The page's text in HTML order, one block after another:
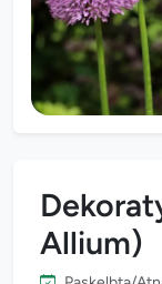
Allium)